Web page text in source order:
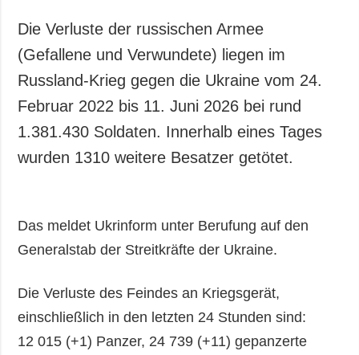
Die Verluste der russischen Armee
(Gefallene und Verwundete) liegen im
Russland-Krieg gegen die Ukraine vom 24.
Februar 2022 bis 11. Juni 2026 bei rund
1.381.430 Soldaten. Innerhalb eines Tages
wurden 1310 weitere Besatzer getötet.
Das meldet Ukrinform unter Berufung auf den
Generalstab der Streitkräfte der Ukraine.
Die Verluste des Feindes an Kriegsgerät,
einschließlich in den letzten 24 Stunden sind:
12 015 (+1) Panzer, 24 739 (+11) gepanzerte